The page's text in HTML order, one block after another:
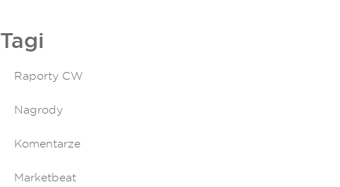
Tagi
Raporty CW
Nagrody
Komentarze
Marketbeat